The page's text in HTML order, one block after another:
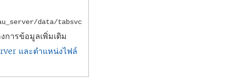
data/tabsvc
การข้อมูลเพิ่มเติม
และตำแหน่งไฟล์